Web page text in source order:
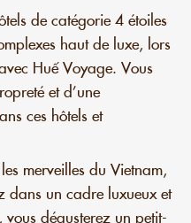
de catégorie 4 étoiles
haut de luxe, lors
Huế Voyage. Vous
et d’une
ces hôtels et
merveilles du Vietnam,
dans un cadre luxueux et
dégusterez un petit-